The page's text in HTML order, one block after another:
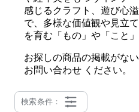
感じるクラフト、遊び心
で、多様な価値観や見立
を育む「もの」や「こと
お探しの商品の掲載がな
お問い合わせ ください。
検索条件：